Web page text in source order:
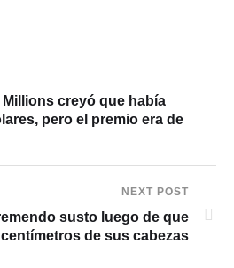
creyó que había
pero el premio era de
NEXT POST
susto luego de que
de sus cabezas